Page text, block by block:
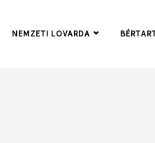
NEMZETI LOVARDA